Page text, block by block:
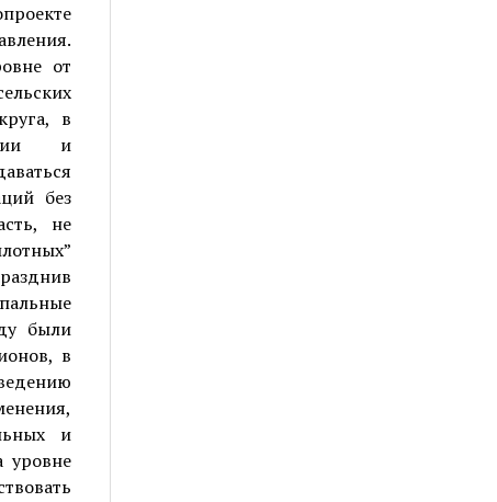
от
в
и
без
не
были
в
и
уровне